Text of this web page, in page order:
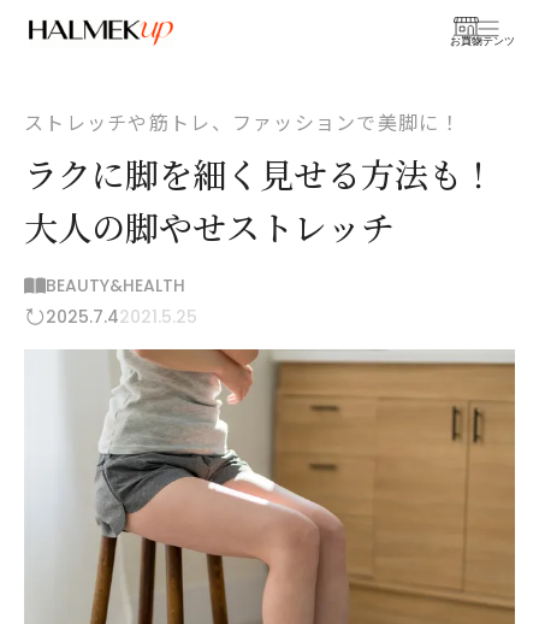
お買物
コンテンツ
ストレッチや筋トレ、ファッションで美脚に！
ラクに脚を細く見せる方法も！
大人の脚やせストレッチ
BEAUTY&HEALTH
2025.7.42021.5.25